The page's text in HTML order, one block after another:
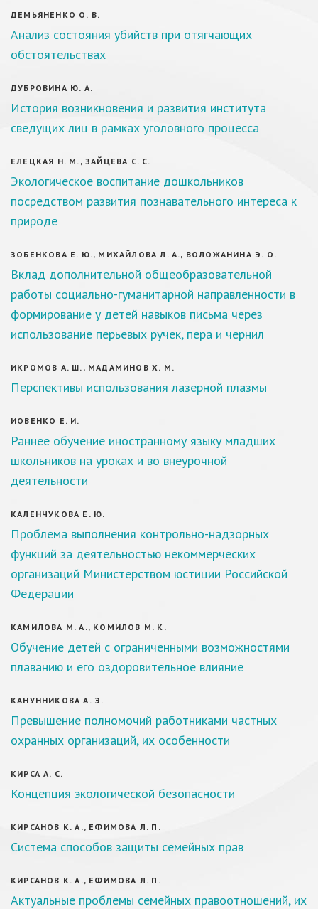
ДЕМЬЯНЕНКО О. В.
Анализ состояния убийств при отягчающих
обстоятельствах
ДУБРОВИНА Ю. А.
История возникновения и развития института
сведущих лиц в рамках уголовного процесса
ЕЛЕЦКАЯ Н. М., ЗАЙЦЕВА С. С.
Экологическое воспитание дошкольников
посредством развития познавательного интереса к
природе
ЗОБЕНКОВА Е. Ю., МИХАЙЛОВА Л. А., ВОЛОЖАНИНА Э. О.
Вклад дополнительной общеобразовательной
работы социально-гуманитарной направленности в
формирование у детей навыков письма через
использование перьевых ручек, пера и чернил
ИКРОМОВ А. Ш., МАДАМИНОВ Х. М.
Перспективы использования лазерной плазмы
ИОВЕНКО Е. И.
Раннее обучение иностранному языку младших
школьников на уроках и во внеурочной
деятельности
КАЛЕНЧУКОВА Е. Ю.
Проблема выполнения контрольно-надзорных
функций за деятельностью некоммерческих
организаций Министерством юстиции Российской
Федерации
КАМИЛОВА М. А., КОМИЛОВ М. К.
Обучение детей с ограниченными возможностями
плаванию и его оздоровительное влияние
КАНУННИКОВА А. Э.
Превышение полномочий работниками частных
охранных организаций, их особенности
КИРСА А. С.
Концепция экологической безопасности
КИРСАНОВ К. А., ЕФИМОВА Л. П.
Система способов защиты семейных прав
КИРСАНОВ К. А., ЕФИМОВА Л. П.
Актуальные проблемы семейных правоотношений, их